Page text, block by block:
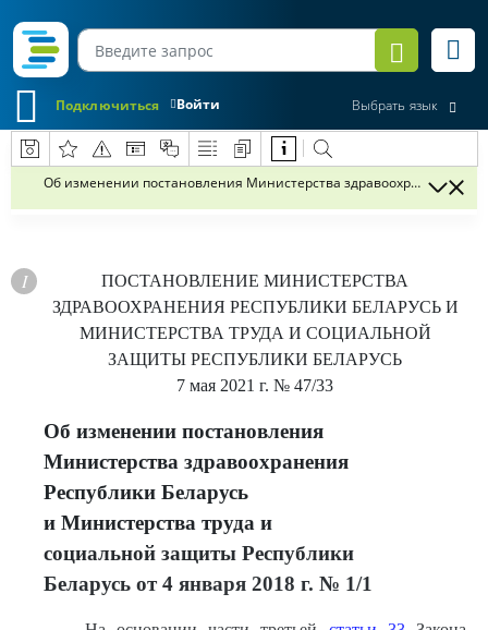
Войти
Подключиться Выбрать язык
Об изменении постановления Министерства здравоохранения
ПОСТАНОВЛЕНИЕ МИНИСТЕРСТВА
ЗДРАВООХРАНЕНИЯ РЕСПУБЛИКИ БЕЛАРУСЬ И
МИНИСТЕРСТВА ТРУДА И СОЦИАЛЬНОЙ
ЗАЩИТЫ РЕСПУБЛИКИ БЕЛАРУСЬ
7 мая 2021 г. № 47/33
Об изменении постановления
Министерства здравоохранения
Республики Беларусь
и Министерства труда и
социальной защиты Республики
Беларусь от 4 января 2018 г. № 1/1